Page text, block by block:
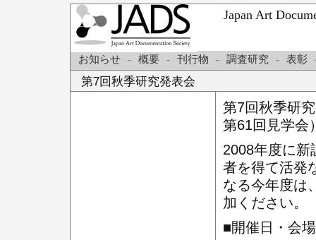
Japan Art
お知らせ - 概要 - 刊行物 - 調査研究 - 表彰
第7回秋季研究発表会
第7回秋季研
第61回見学会
2008年度に新
者を得て活発
なる今年度は
加ください。
■開催日・会場